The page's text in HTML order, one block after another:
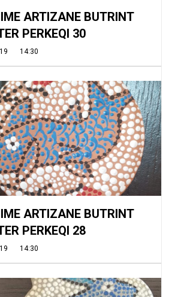
ARTIZANE BUTRINT
PERKEQI 30
14:30
ARTIZANE BUTRINT
PERKEQI 28
14:30